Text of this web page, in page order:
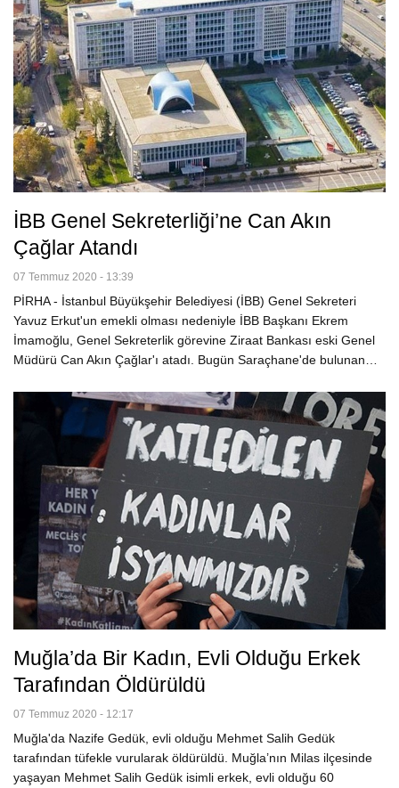
İBB Genel Sekreterliği’ne Can Akın
Çağlar Atandı
07 Temmuz 2020 - 13:39
PİRHA - İstanbul Büyükşehir Belediyesi (İBB) Genel Sekreteri
Yavuz Erkut'un emekli olması nedeniyle İBB Başkanı Ekrem
İmamoğlu, Genel Sekreterlik görevine Ziraat Bankası eski Genel
Müdürü Can Akın Çağlar'ı atadı. Bugün Saraçhane'de bulunan…
Muğla’da Bir Kadın, Evli Olduğu Erkek
Tarafından Öldürüldü
07 Temmuz 2020 - 12:17
Muğla'da Nazife Gedük, evli olduğu Mehmet Salih Gedük
tarafından tüfekle vurularak öldürüldü. Muğla’nın Milas ilçesinde
yaşayan Mehmet Salih Gedük isimli erkek, evli olduğu 60